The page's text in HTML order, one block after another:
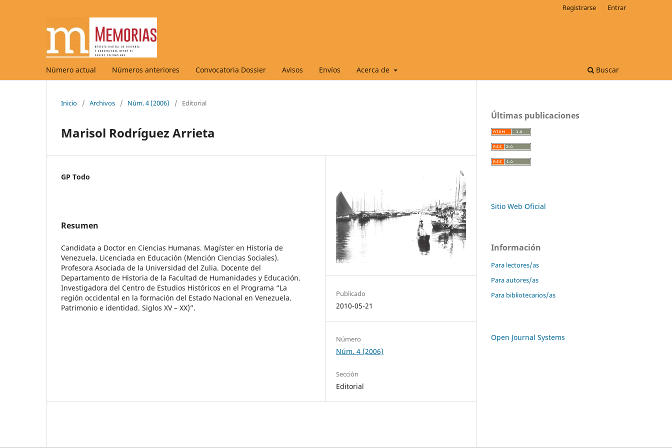
Número actual Números anteriores Convocatoria Dossier Avisos Envíos Acerca de Buscar
Registrarse Entrar
Inicio / Archivos / Núm. 4 (2006) / Editorial
Marisol Rodríguez Arrieta
GP Todo
Resumen
Candidata a Doctor en Ciencias Humanas. Magíster en Historia de
Venezuela. Licenciada en Educación (Mención Ciencias Sociales).
Profesora Asociada de la Universidad del Zulia. Docente del
Departamento de Historia de la Facultad de Humanidades y Educación.
Investigadora del Centro de Estudios Históricos en el Programa “La
región occidental en la formación del Estado Nacional en Venezuela.
Patrimonio e identidad. Siglos XV – XX)”.
Publicado
2010-05-21
Número
Núm. 4 (2006)
Sección
Editorial
Últimas publicaciones
Sitio Web Oficial
Información
Para lectores/as
Para autores/as
Para bibliotecarios/as
Open Journal Systems